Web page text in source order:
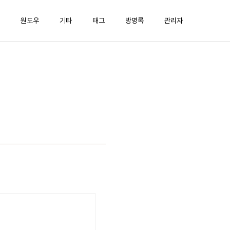
원도우 기타 태그 방명록 관리자